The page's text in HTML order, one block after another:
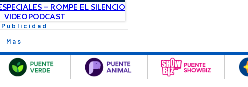
– ROMPE EL SILENCIO
VIDEOPODCAST
Publicidad
Mas